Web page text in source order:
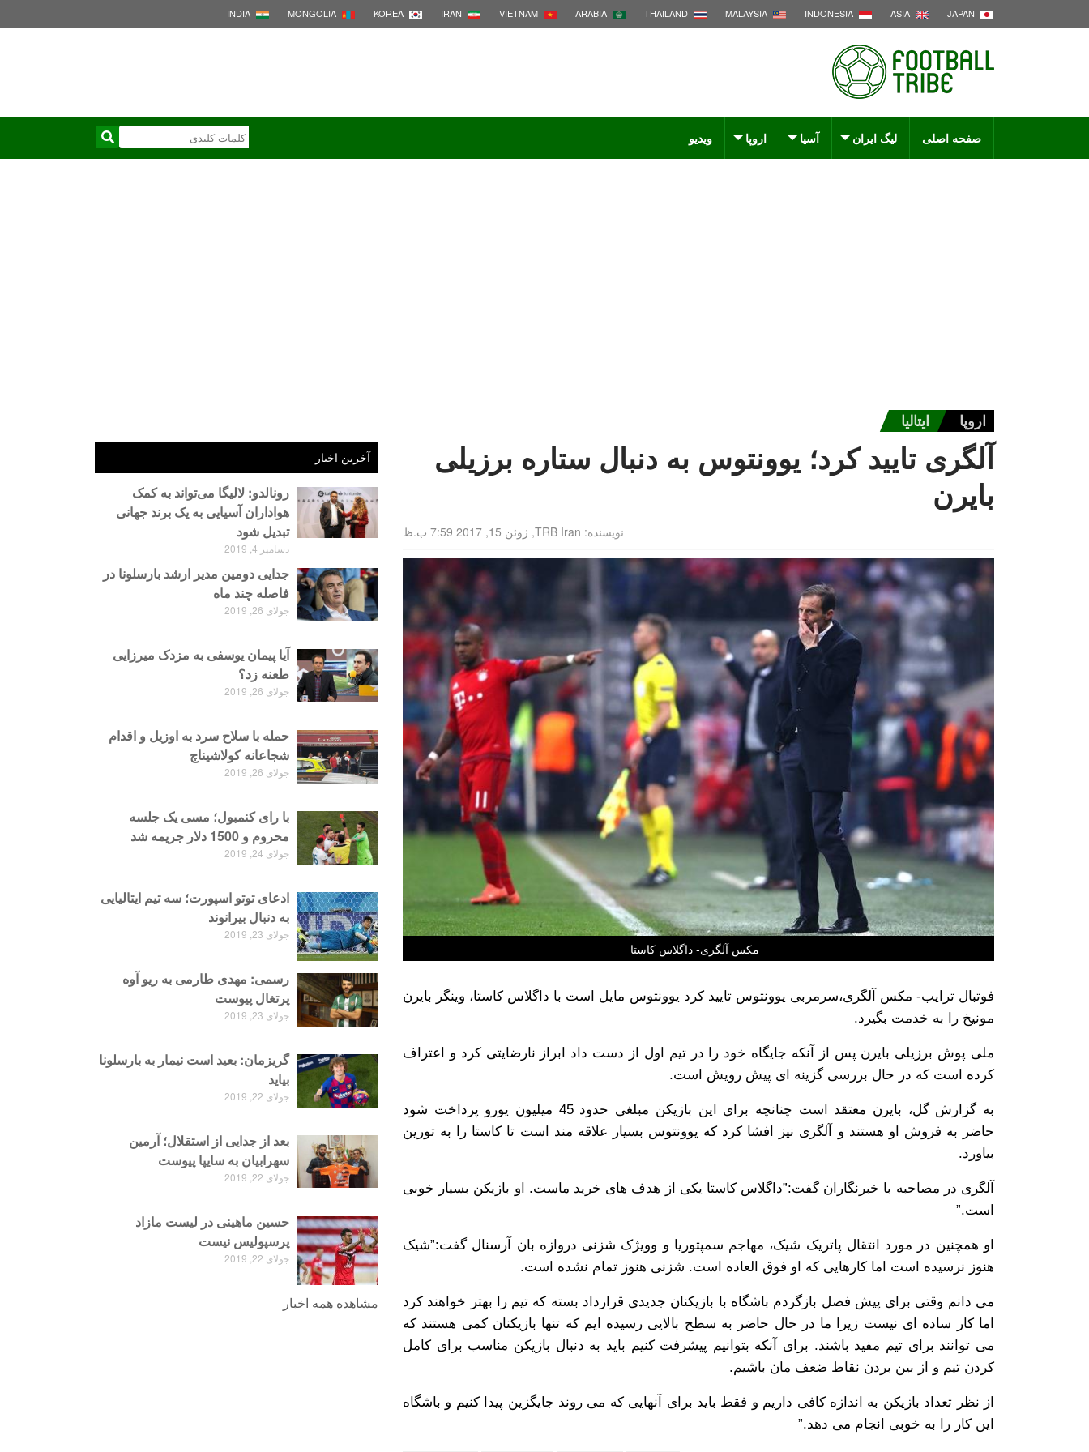
JAPAN
ASIA
INDONESIA
MALAYSIA
THAILAND
ARABIA
VIETNAM
IRAN
KOREA
MONGOLIA
INDIA
صفحه اصلی لیگ ایران آسیا اروپا ویدیو
اروپا ایتالیا
آلگری تایید کرد؛ یوونتوس به دنبال ستاره برزیلی
بایرن
نویسنده: TRB Iran
, ژوئن 15, 2017 7:59 ب.ظ
مکس آلگری- داگلاس کاستا
فوتبال ترایب- مکس آلگری،سرمربی یوونتوس تایید کرد یوونتوس مایل است با داگلاس کاستا، وینگر بایرن
مونیخ را به خدمت بگیرد.
ملی پوش برزیلی بایرن پس از آنکه جایگاه خود را در تیم اول از دست داد ابراز نارضایتی کرد و اعتراف
کرده است که در حال بررسی گزینه ای پیش رویش است.
به گزارش گل، بایرن معتقد است چنانچه برای این بازیکن مبلغی حدود 45 میلیون یورو پرداخت شود
حاضر به فروش او هستند و آلگری نیز افشا کرد که یوونتوس بسیار علاقه مند است تا کاستا را به تورین
بیاورد.
آلگری در مصاحبه با خبرنگاران گفت:”داگلاس کاستا یکی از هدف های خرید ماست. او بازیکن بسیار خوبی
است.”
او همچنین در مورد انتقال پاتریک شیک، مهاجم سمپتوریا و وویژک شزنی دروازه بان آرسنال گفت:”شیک
هنوز نرسیده است اما کارهایی که او فوق العاده است. شزنی هنوز تمام نشده است.
می دانم وقتی برای پیش فصل بازگردم باشگاه با بازیکنان جدیدی قرارداد بسته که تیم را بهتر خواهند کرد
اما کار ساده ای نیست زیرا ما در حال حاضر به سطح بالایی رسیده ایم که تنها بازیکنان کمی هستند که
می توانند برای تیم مفید باشند. برای آنکه بتوانیم پیشرفت کنیم باید به دنبال بازیکن مناسب برای کامل
کردن تیم و از بین بردن نقاط ضعف مان باشیم.
از نظر تعداد بازیکن به اندازه کافی داریم و فقط باید برای آنهایی که می روند جایگزین پیدا کنیم و باشگاه
این کار را به خوبی انجام می دهد.”
آخرین اخبار
رونالدو: لالیگا می‌تواند به کمک
هواداران آسیایی به یک برند جهانی
تبدیل شود
دسامبر 4, 2019
جدایی دومین مدیر ارشد بارسلونا در
فاصله چند ماه
جولای 26, 2019
آیا پیمان یوسفی به مزدک میرزایی
طعنه زد؟
جولای 26, 2019
حمله با سلاح سرد به اوزیل و اقدام
شجاعانه کولاشیناچ
جولای 26, 2019
با رای کنمبول؛ مسی یک جلسه
محروم و 1500 دلار جریمه شد
جولای 24, 2019
ادعای توتو اسپورت؛ سه تیم ایتالیایی
به دنبال بیرانوند
جولای 23, 2019
رسمی: مهدی طارمی به ریو آوه
پرتغال پیوست
جولای 23, 2019
گریزمان: بعید است نیمار به بارسلونا
بیاید
جولای 22, 2019
بعد از جدایی از استقلال؛ آرمین
سهرابیان به سایپا پیوست
جولای 22, 2019
حسین ماهینی در لیست مازاد
پرسپولیس نیست
جولای 22, 2019
مشاهده همه اخبار